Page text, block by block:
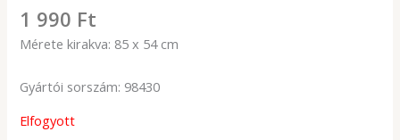
1 990 Ft
Mérete kirakva: 85 x 54 cm
Gyártói sorszám: 98430
Elfogyott